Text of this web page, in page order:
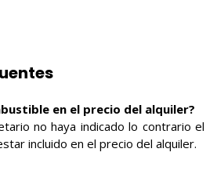
en el precio del alquiler?
no haya indicado lo contrario el
incluido en el precio del alquiler.